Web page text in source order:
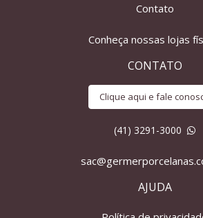
Contato
Conheça nossas lojas
CONTATO
Clique aqui e fale
(41) 3291-3000
AJUDA